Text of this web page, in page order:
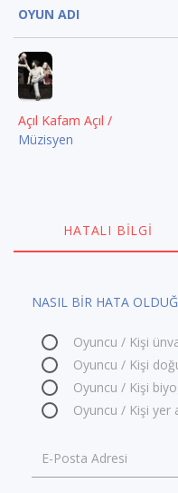
OYUN ADI
Açıl Kafam Açıl /
Müzisyen
HATALI BILGI
NASIL BİR HATA
Oyuncu / Kişi
Oyuncu / Kişi
Oyuncu / Kişi
Oyuncu / Kişi yer
E-Posta Adresi